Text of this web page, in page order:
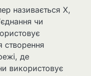
називається X,
чи
створення
де
використовує